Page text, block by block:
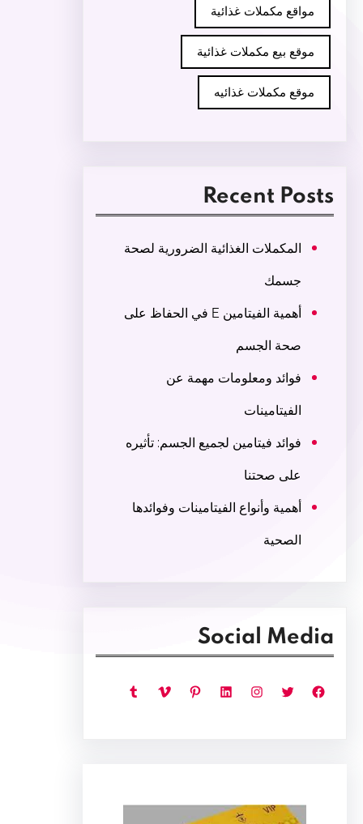
مواقع مكملات غذائية
موقع بيع مكملات غذائية
موقع مكملات غذائيه
Recent Posts
المكملات الغذائية الضرورية لصحة
جسمك
أهمية الفيتامين E في الحفاظ على
صحة الجسم
فوائد ومعلومات مهمة عن
الفيتامينات
فوائد فيتامين لجميع الجسم: تأثيره
على صحتنا
أهمية وأنواع الفيتامينات وفوائدها
الصحية
Social Media
فيسبوك تويتر إنستجرام لينكد إن بينتريست فيميو تمبلر